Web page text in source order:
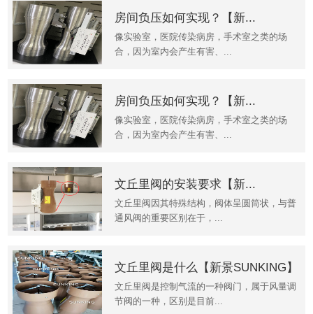
房间负压如何实现？【新...
像实验室，医院传染病房，手术室之类的场
合，因为室内会产生有害、...
房间负压如何实现？【新...
像实验室，医院传染病房，手术室之类的场
合，因为室内会产生有害、...
文丘里阀的安装要求【新...
文丘里阀因其特殊结构，阀体呈圆筒状，与普
通风阀的重要区别在于，...
文丘里阀是什么【新景SUNKING】
文丘里阀是控制气流的一种阀门，属于风量调
节阀的一种，区别是目前...